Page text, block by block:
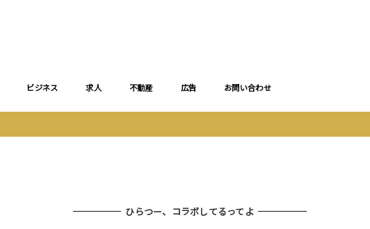
ビジネス 求人 不動産 広告 お問い合わせ
ひらつー、コラボしてるってよ